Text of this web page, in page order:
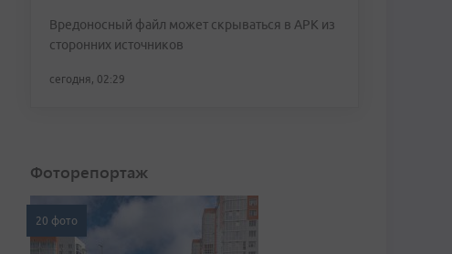
Вредоносный файл может скрываться в APK из
сторонних источников
сегодня, 02:29
Фоторепортаж
20 фото